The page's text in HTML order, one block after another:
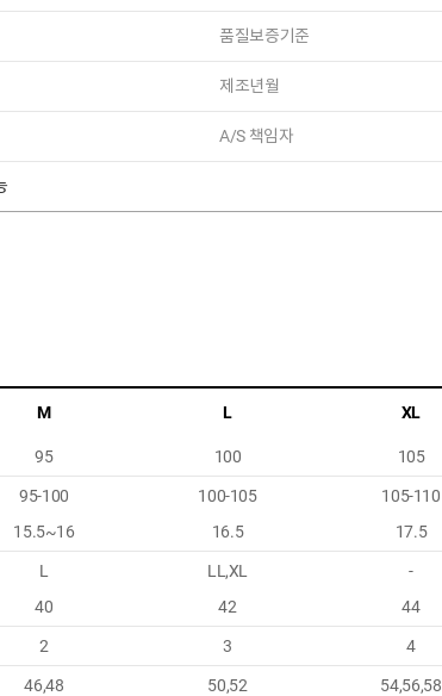
품질보증기준
제조년월
A/S 책임자
M L XL
95 100 105
95-100
15.5~16
100-105
16.5
105-110
17.5
L
40
LL,XL
42
-
44
2 3 4
46,48 50,52 54,56,58